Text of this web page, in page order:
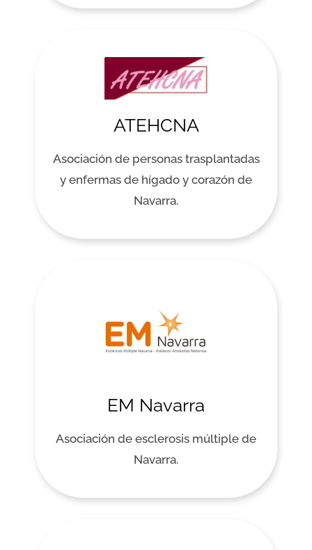
ATEHCNA
Asociación de personas trasplantadas
y enfermas de hígado y corazón de
Navarra.
EM Navarra
Asociación de esclerosis múltiple de
Navarra.